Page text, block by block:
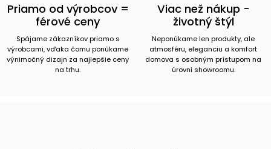
Priamo od výrobcov =
férové ceny
Spájame zákazníkov priamo s
výrobcami, vďaka čomu ponúkame
výnimočný dizajn za najlepšie ceny
na trhu.
Viac než nákup -
životný štýl
Neponúkame len produkty, ale
atmosféru, eleganciu a komfort
domova s osobným prístupom na
úrovni showroomu.